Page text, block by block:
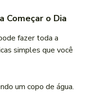
Começar o Dia
fazer toda a
simples que você
um copo de água.